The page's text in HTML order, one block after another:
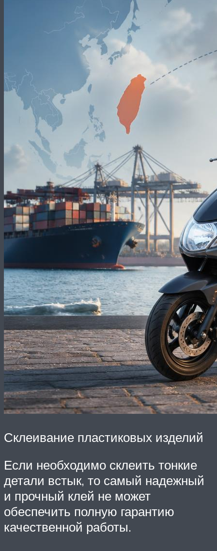
Склеивание пластиковых изделий
Если необходимо склеить тонкие
детали встык, то самый надежный
и прочный клей не может
обеспечить полную гарантию
качественной работы.